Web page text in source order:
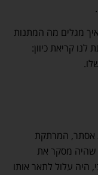
מגלים מה המתנות
קריאת כיוון:
אסתר, המרתקת
שהיה מסקר את
היה עלול לתאר אותו